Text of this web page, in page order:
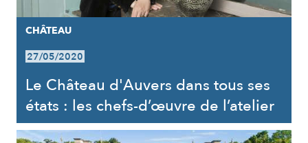
CHÂTEAU
27/05/2020
Le Château d'Auvers dans tous ses
états : les chefs-d’œuvre de l’atelier